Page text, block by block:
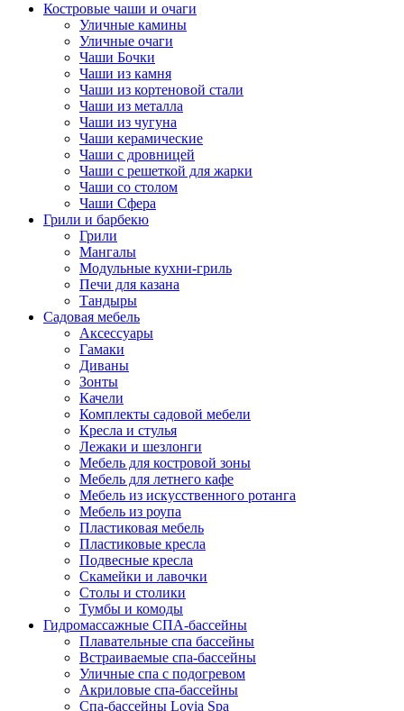
Костровые чаши и очаги
Уличные камины
Уличные очаги
Чаши Бочки
Чаши из камня
Чаши из кортеновой стали
Чаши из металла
Чаши из чугуна
Чаши керамические
Чаши с дровницей
Чаши с решеткой для жарки
Чаши со столом
Чаши Сфера
Грили и барбекю
Грили
Мангалы
Модульные кухни-гриль
Печи для казана
Тандыры
Садовая мебель
Аксессуары
Гамаки
Диваны
Зонты
Качели
Комплекты садовой мебели
Кресла и стулья
Лежаки и шезлонги
Мебель для костровой зоны
Мебель для летнего кафе
Мебель из искусственного ротанга
Мебель из роупа
Пластиковая мебель
Пластиковые кресла
Подвесные кресла
Скамейки и лавочки
Столы и столики
Тумбы и комоды
Гидромассажные СПА-бассейны
Плавательные спа бассейны
Встраиваемые спа-бассейны
Уличные спа с подогревом
Акриловые спа-бассейны
Спа-бассейны Lovia Spa